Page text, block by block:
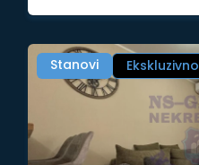
Stanovi Ekskluzivno